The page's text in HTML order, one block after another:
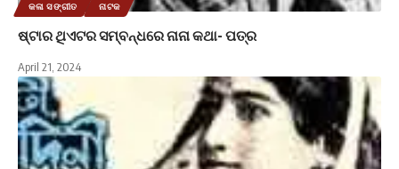
କଳା ସଙ୍ଗୀତ ନାଟକ
ଷ୍ଟାର ଥିଏଟର ସମ୍ବନ୍ଧରେ ନାନା କଥା- ପତ୍ର
April 21, 2024